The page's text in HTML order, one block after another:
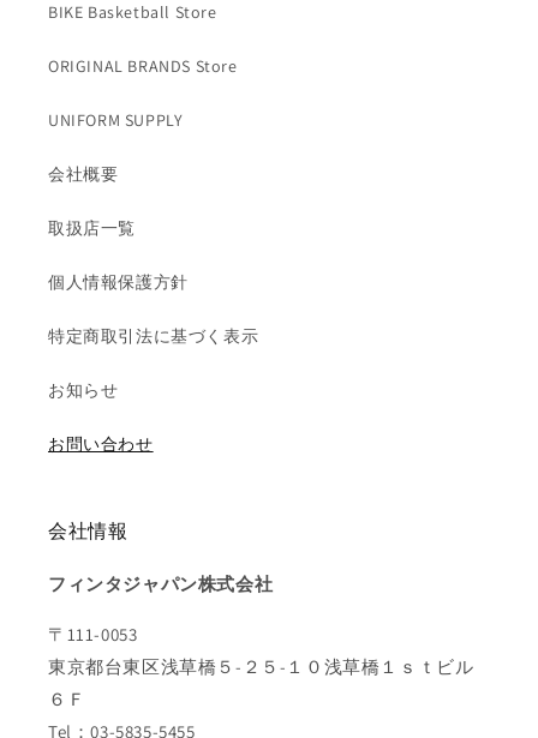
BIKE Basketball Store
ORIGINAL BRANDS Store
UNIFORM SUPPLY
会社概要
取扱店一覧
個人情報保護方針
特定商取引法に基づく表示
お知らせ
お問い合わせ
会社情報
フィンタジャパン株式会社
〒111-0053
東京都台東区浅草橋５-２５-１０浅草橋１ｓｔビル
６Ｆ
Tel：03-5835-5455